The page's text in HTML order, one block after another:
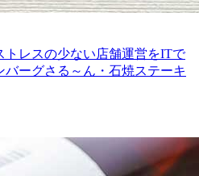
トレスの少ない店舗運営をITで
ーグさる～ん・石焼ステーキ